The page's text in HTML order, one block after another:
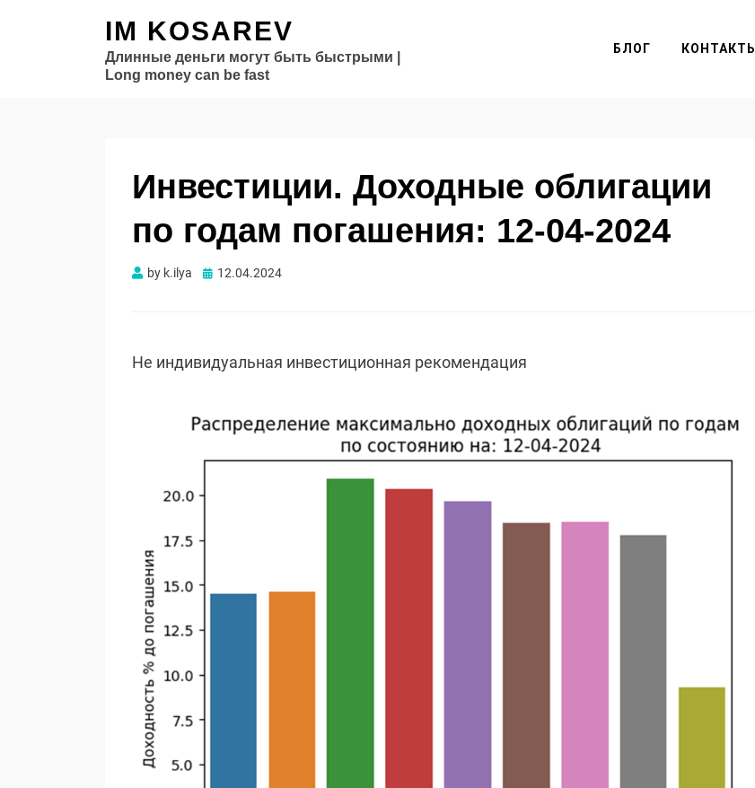
IM KOSAREV
Длинные деньги могут быть быстрыми |
Long money can be fast
БЛОГ КОНТАКТЫ
Инвестиции. Доходные облигации
по годам погашения: 12-04-2024
by k.ilya Опубликовано
12.04.2024
Не индивидуальная инвестиционная рекомендация